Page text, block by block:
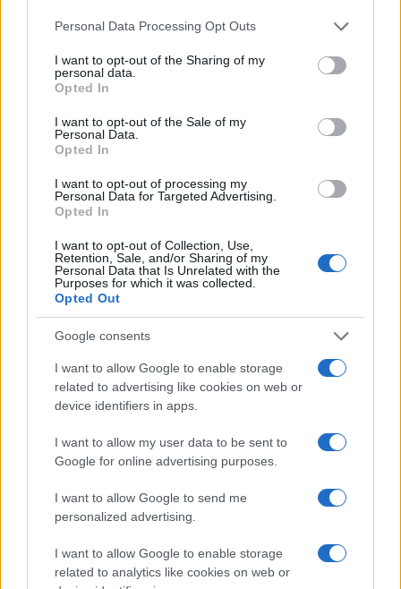
Please note that this website/app uses one or more Google
not limited to your visit or usage behaviour. You may click to
grant or deny consent to Google and its third-party tags to
use your data for below specified purposes in below Google
consent section.
Personal Data Processing Opt Outs
I want to opt-out of the Sharing of my
personal data.
Opted In
I want to opt-out of the Sale of my
Personal Data.
Opted In
I want to opt-out of processing my
Personal Data for Targeted Advertising.
Opted In
I want to opt-out of Collection, Use,
Retention, Sale, and/or Sharing of my
Personal Data that Is Unrelated with the
Purposes for which it was collected.
Opted Out
Google consents
I want to allow Google to enable storage
related to advertising like cookies on web or
device identifiers in apps.
I want to allow my user data to be sent to
Google for online advertising purposes.
I want to allow Google to send me
personalized advertising.
I want to allow Google to enable storage
related to analytics like cookies on web or
AUTEUR
À lire aussi
ACTUALITÉ